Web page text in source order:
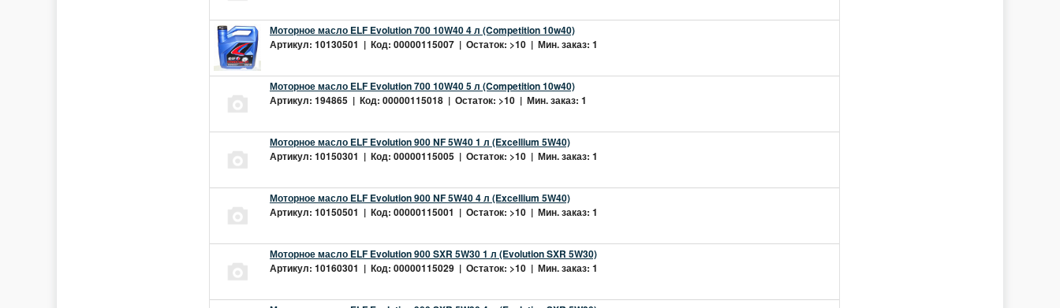
Моторное масло ELF Evolution 700 10W40 4 л (Competition 10w40)
Артикул: 10130501 | Код: 00000115007 | Остаток: >10 | Мин. заказ: 1
Моторное масло ELF Evolution 700 10W40 5 л (Competition 10w40)
Артикул: 194865 | Код: 00000115018 | Остаток: >10 | Мин. заказ: 1
Моторное масло ELF Evolution 900 NF 5W40 1 л (Excellium 5W40)
Артикул: 10150301 | Код: 00000115005 | Остаток: >10 | Мин. заказ: 1
Моторное масло ELF Evolution 900 NF 5W40 4 л (Excellium 5W40)
Артикул: 10150501 | Код: 00000115001 | Остаток: >10 | Мин. заказ: 1
Моторное масло ELF Evolution 900 SXR 5W30 1 л (Evolution SXR 5W30)
Артикул: 10160301 | Код: 00000115029 | Остаток: >10 | Мин. заказ: 1